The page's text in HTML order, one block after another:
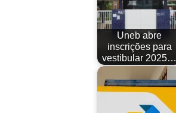
Uneb abre
inscrições para
vestibular 2025…